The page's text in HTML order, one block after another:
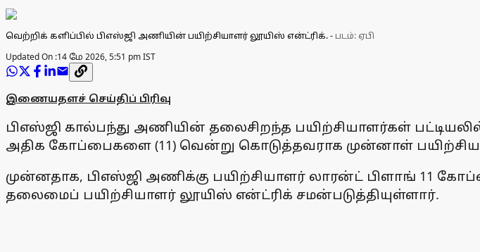
வெற்றிக் களிப்பில் பிஎஸ்ஜி அணியின் பயிற்சியாளர் லூயிஸ் என்ட்ரிக்.- படம்: ஏபி
Updated On :14 மே 2026, 5:51 pm IST
இணையதளச் செய்திப் பிரிவு
பிஎஸ்ஜி கால்பந்து அணியின் தலைசிறந்த பயிற்சியாளர்கள்
அதிக கோப்பைகளை (11) வென்று கொடுத்தவராக முன்னாள்
முன்னதாக, பிஎஸ்ஜி அணிக்கு பயிற்சியாளர் லாரன்ட் பிளாங் 11
தலைமைப் பயிற்சியாளர் லூயிஸ் என்ட்ரிக் சமன்படுத்தியுள்ளார்.